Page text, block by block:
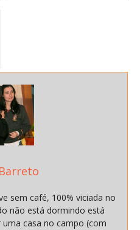
sem café, 100% viciada no
não está dormindo está
casa no campo (com